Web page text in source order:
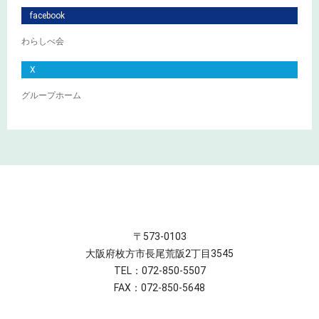
facebook
わらしべ会
X
グループホーム
〒573-0103
大阪府枚方市長尾荒阪2丁目3545
TEL：072-850-5507
FAX：072-850-5648